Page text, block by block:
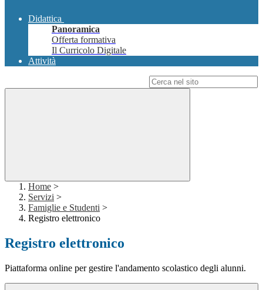
Didattica
Panoramica
Offerta formativa
Il Curricolo Digitale
Attività
Home >
Servizi >
Famiglie e Studenti >
Registro elettronico
Registro elettronico
Piattaforma online per gestire l'andamento scolastico degli alunni.